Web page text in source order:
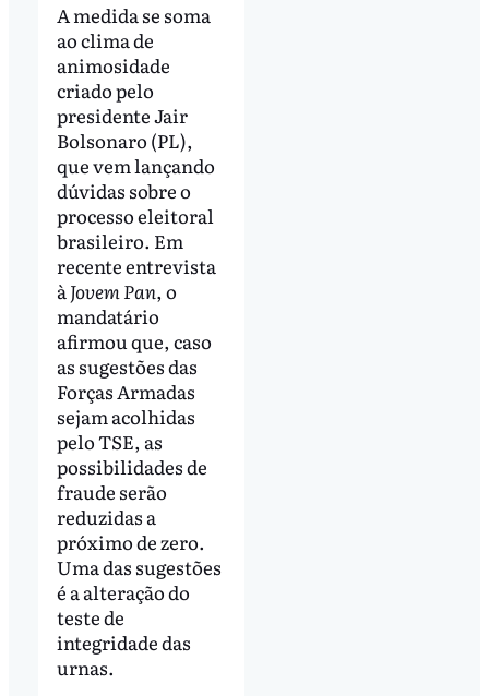
A medida se soma
ao clima de
animosidade
criado pelo
presidente Jair
Bolsonaro (PL),
que vem lançando
dúvidas sobre o
processo eleitoral
brasileiro. Em
recente entrevista
àJovem Pan, o
mandatário
afirmou que, caso
as sugestões das
Forças Armadas
sejam acolhidas
pelo TSE, as
possibilidades de
fraude serão
reduzidas a
próximo de zero.
Uma das sugestões
é a alteração do
teste de
integridade das
urnas.